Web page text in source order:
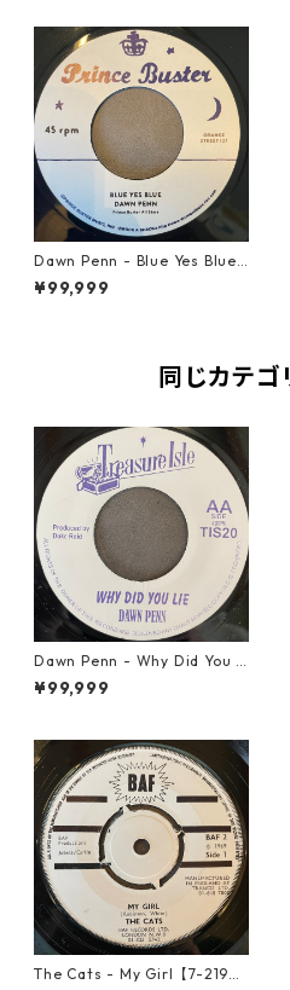
Dawn Penn - Blue Yes Blue
【7-21857】
¥99,999
同じカテ
Dawn Penn - Why Did You Li
e【7-21938】
¥99,999
The Cats - My Girl【7-2190